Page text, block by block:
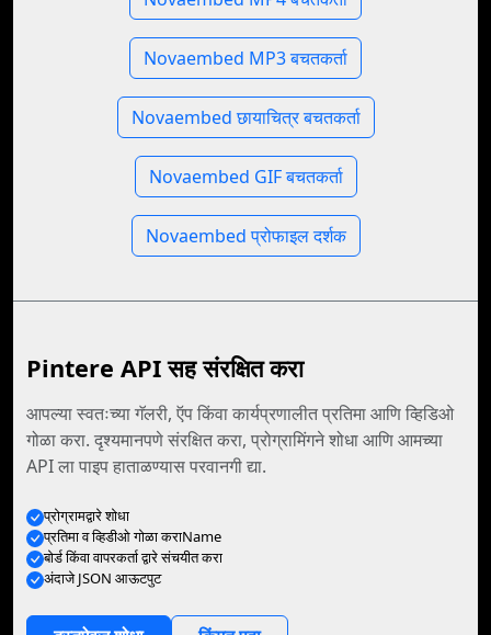
Novaembed MP3 बचतकर्ता
Novaembed छायाचित्र बचतकर्ता
Novaembed GIF बचतकर्ता
Novaembed प्रोफाइल दर्शक
Pintere API सह संरक्षित करा
आपल्या स्वतःच्या गॅलरी, ऍप किंवा कार्यप्रणालीत प्रतिमा आणि व्हिडिओ
गोळा करा. दृश्यमानपणे संरक्षित करा, प्रोग्रामिंगने शोधा आणि आमच्या
API ला पाइप हाताळण्यास परवानगी द्या.
प्रोग्रामद्वारे शोधा
प्रतिमा व व्हिडीओ गोळा कराName
बोर्ड किंवा वापरकर्ता द्वारे संचयीत करा
अंदाजे JSON आऊटपुट